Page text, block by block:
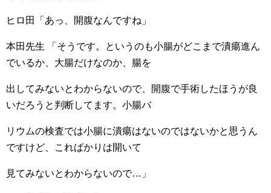
ヒロ田「あっ、開腹なんですね」
本田先生 「そうです。というのも小腸がどこまで潰瘍進ん
でいるか、大腸だけなのか、腸を
出してみないとわからないので、開腹で手術したほうが良
いだろうと判断してます。小腸バ
リウムの検査では小腸に潰瘍はないのではないかと思うん
ですけど、こればかりは開いて
見てみないとわからないので…」